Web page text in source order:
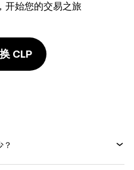
开始您的交易之旅
CLP
？